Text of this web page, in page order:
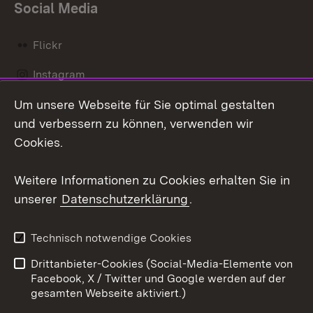
Social Media
Flickr
Instagram
Social Wall
Barrierefreiheit
Benutzungshinweise
Impressum
Cookies
Um unsere Webseite für Sie optimal gestalten
und verbessern zu können, verwenden wir
Cookies.
Weitere Informationen zu Cookies erhalten Sie in
unserer Datenschutzerklärung.
Technisch notwendige Cookies
Drittanbieter-Cookies (Social-Media-Elemente von
Facebook, X / Twitter und Google werden auf der
gesamten Webseite aktiviert.)